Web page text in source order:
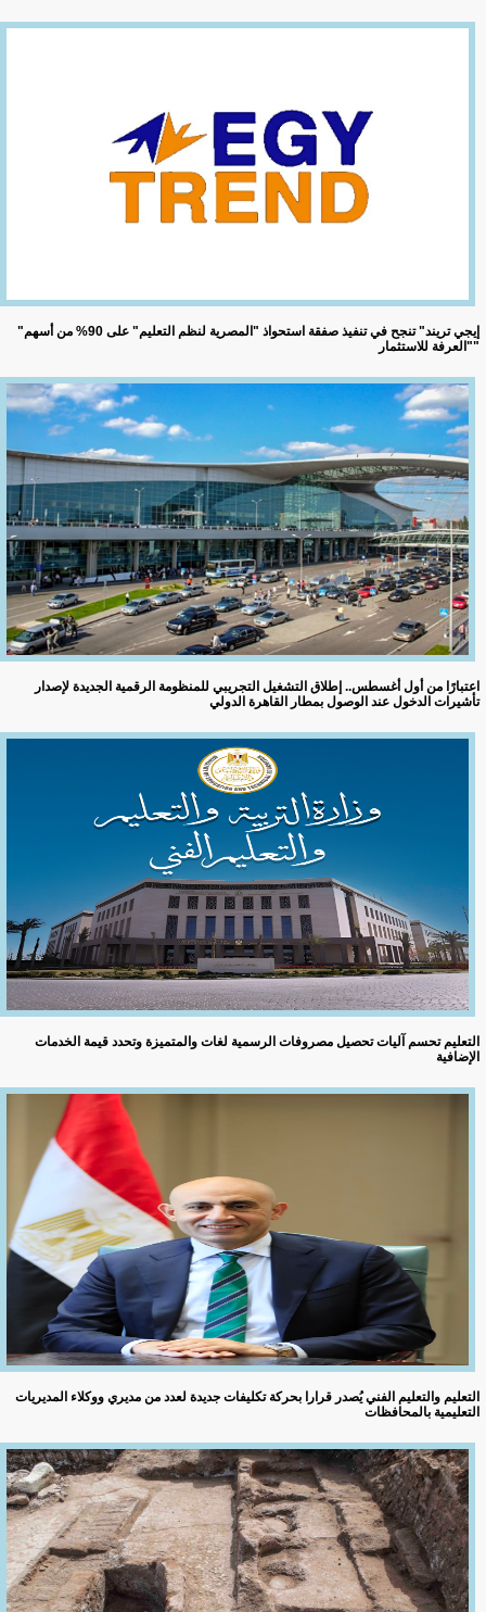
"إيجي تريند" تنجح في تنفيذ صفقة استحواذ "المصرية لنظم التعليم" على 90% من أسهم
"العرفة للاستثمار"
اعتبارًا من أول أغسطس.. إطلاق التشغيل التجريبي للمنظومة الرقمية الجديدة لإصدار
تأشيرات الدخول عند الوصول بمطار القاهرة الدولي
التعليم تحسم آليات تحصيل مصروفات الرسمية لغات والمتميزة وتحدد قيمة الخدمات
الإضافية
التعليم والتعليم الفني يُصدر قرارا بحركة تكليفات جديدة لعدد من مديري ووكلاء المديريات
التعليمية بالمحافظات